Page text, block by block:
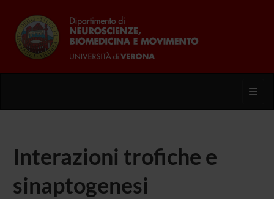
Interazioni trofiche e
sinaptogenesi